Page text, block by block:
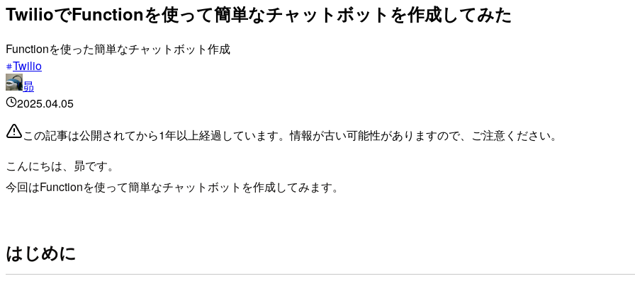
TwilioでFunctionを使って簡単なチャットボットを作成してみた
Functionを使った簡単なチャットボット作成
Twilio
昴
2025.04.05
この記事は公開されてから1年以上経過しています。情報が古い可能性がありますので、ご注意ください。
こんにちは、昴です。
今回はFunctionを使って簡単なチャットボットを作成してみます。
はじめに